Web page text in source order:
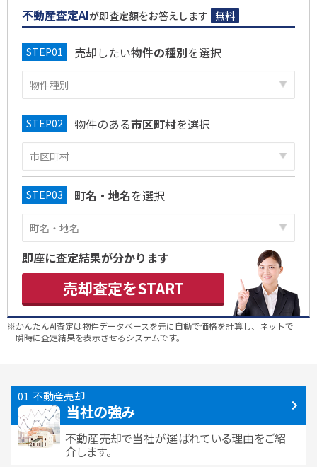
不動産査定AIが即査定額をお答えします 無料
売却したい物件の種別を選択
物件のある市区町村を選択
町名・地名を選択
即座に査定結果が分かります
売却査定をSTART
※かんたんAI査定は物件データベースを元に自動で価格を計算し、ネットで
瞬時に査定結果を表示させるシステムです。
不動産売却
当社の強み
不動産売却で当社が選ばれている理由をご紹
介します。